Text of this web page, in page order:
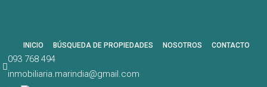
INICIO BÚSQUEDA DE PROPIEDADES NOSOTROS CONTACTO
093 768 494
inmobiliaria.marindia@gmail.com